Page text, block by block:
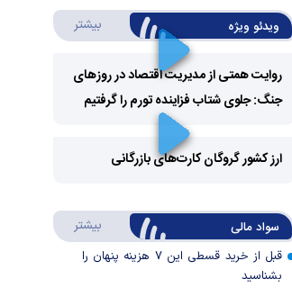
آزمون مهار فشار‌های تورمی در اقتصاد
آیا حباب وال‌استریت با انتخابات
میان‌دوره‌ای می‌ترکد؟
هوش مصنوعی؛ اسب تروای واردات در
حصار تعرفه‌ای ترامپ
اقتصاد کوچک‌شده ایران
تامین مالی زنجیره تولید از ۱۱۷ همت
عبور کرد
ویدئو ویژه بیشتر درباره ویدئو ویژه
Play
Video
روایت همتی از مدیریت اقتصاد در روزهای
جنگ: جلوی شتاب فزاینده تورم را گرفتیم
Video
ارز کشور گروگان کارت‌های بازرگانی
سواد مالی بیشتر درباره سواد مالی
قبل از خرید قسطی این ۷ هزینه پنهان را
بشناسید